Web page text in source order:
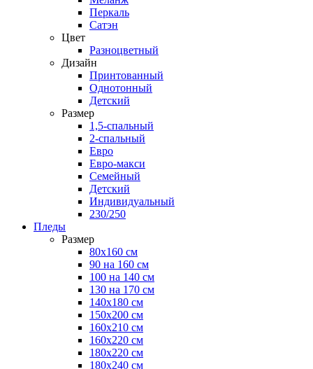
Перкаль
Сатэн
Цвет
Разноцветный
Дизайн
Принтованный
Однотонный
Детский
Размер
1,5-спальный
2-спальный
Евро
Евро-макси
Семейный
Детский
Индивидуальный
230/250
Пледы
Размер
80х160 см
90 на 160 см
100 на 140 см
130 на 170 см
140х180 см
150х200 см
160х210 см
160х220 см
180х220 см
180х240 см